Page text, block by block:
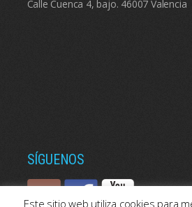
Calle Cuenca 4, bajo. 46007 Valencia
SÍGUENOS
Este sitio web utiliza cookies para